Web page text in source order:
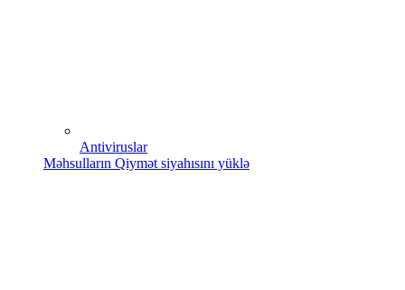
Antiviruslar
Məhsulların Qiymət siyahısını yüklə